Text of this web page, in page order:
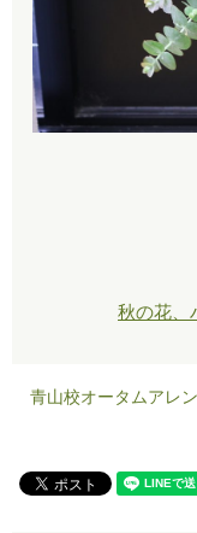
秋の花、
青山校オータムアレ